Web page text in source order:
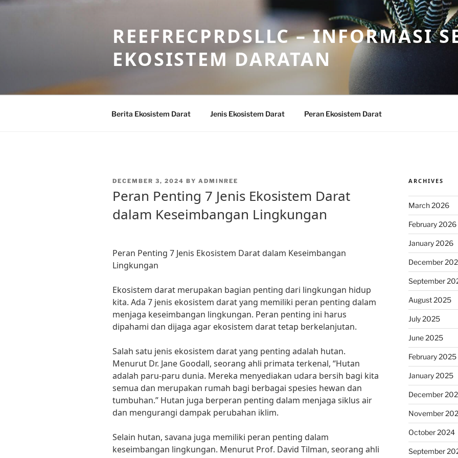
Skip
REEFRECPRDSLLC – INFORMASI
EKOSISTEM DARATAN
Berita Ekosistem Darat Jenis Ekosistem Darat Peran Ekosistem Darat
POSTED
DECEMBER 3, 2024 BY ADMINREE
Peran Penting 7 Jenis Ekosistem Darat
dalam Keseimbangan Lingkungan
Peran Penting 7 Jenis Ekosistem Darat dalam Keseimbangan
Lingkungan
Ekosistem darat merupakan bagian penting dari lingkungan hidup
kita. Ada 7 jenis ekosistem darat yang memiliki peran penting dalam
menjaga keseimbangan lingkungan. Peran penting ini harus
dipahami dan dijaga agar ekosistem darat tetap berkelanjutan.
Salah satu jenis ekosistem darat yang penting adalah hutan.
Menurut Dr. Jane Goodall, seorang ahli primata terkenal, “Hutan
adalah paru-paru dunia. Mereka menyediakan udara bersih bagi kita
semua dan merupakan rumah bagi berbagai spesies hewan dan
tumbuhan.” Hutan juga berperan penting dalam menjaga siklus air
dan mengurangi dampak perubahan iklim.
Selain hutan, savana juga memiliki peran penting dalam
keseimbangan lingkungan. Menurut Prof. David Tilman, seorang ahli
ARCHIVES
March 2026
February 2026
January 2026
December
September
August 2025
July 2025
June 2025
February 2025
January 2025
December
November
October 2024
September